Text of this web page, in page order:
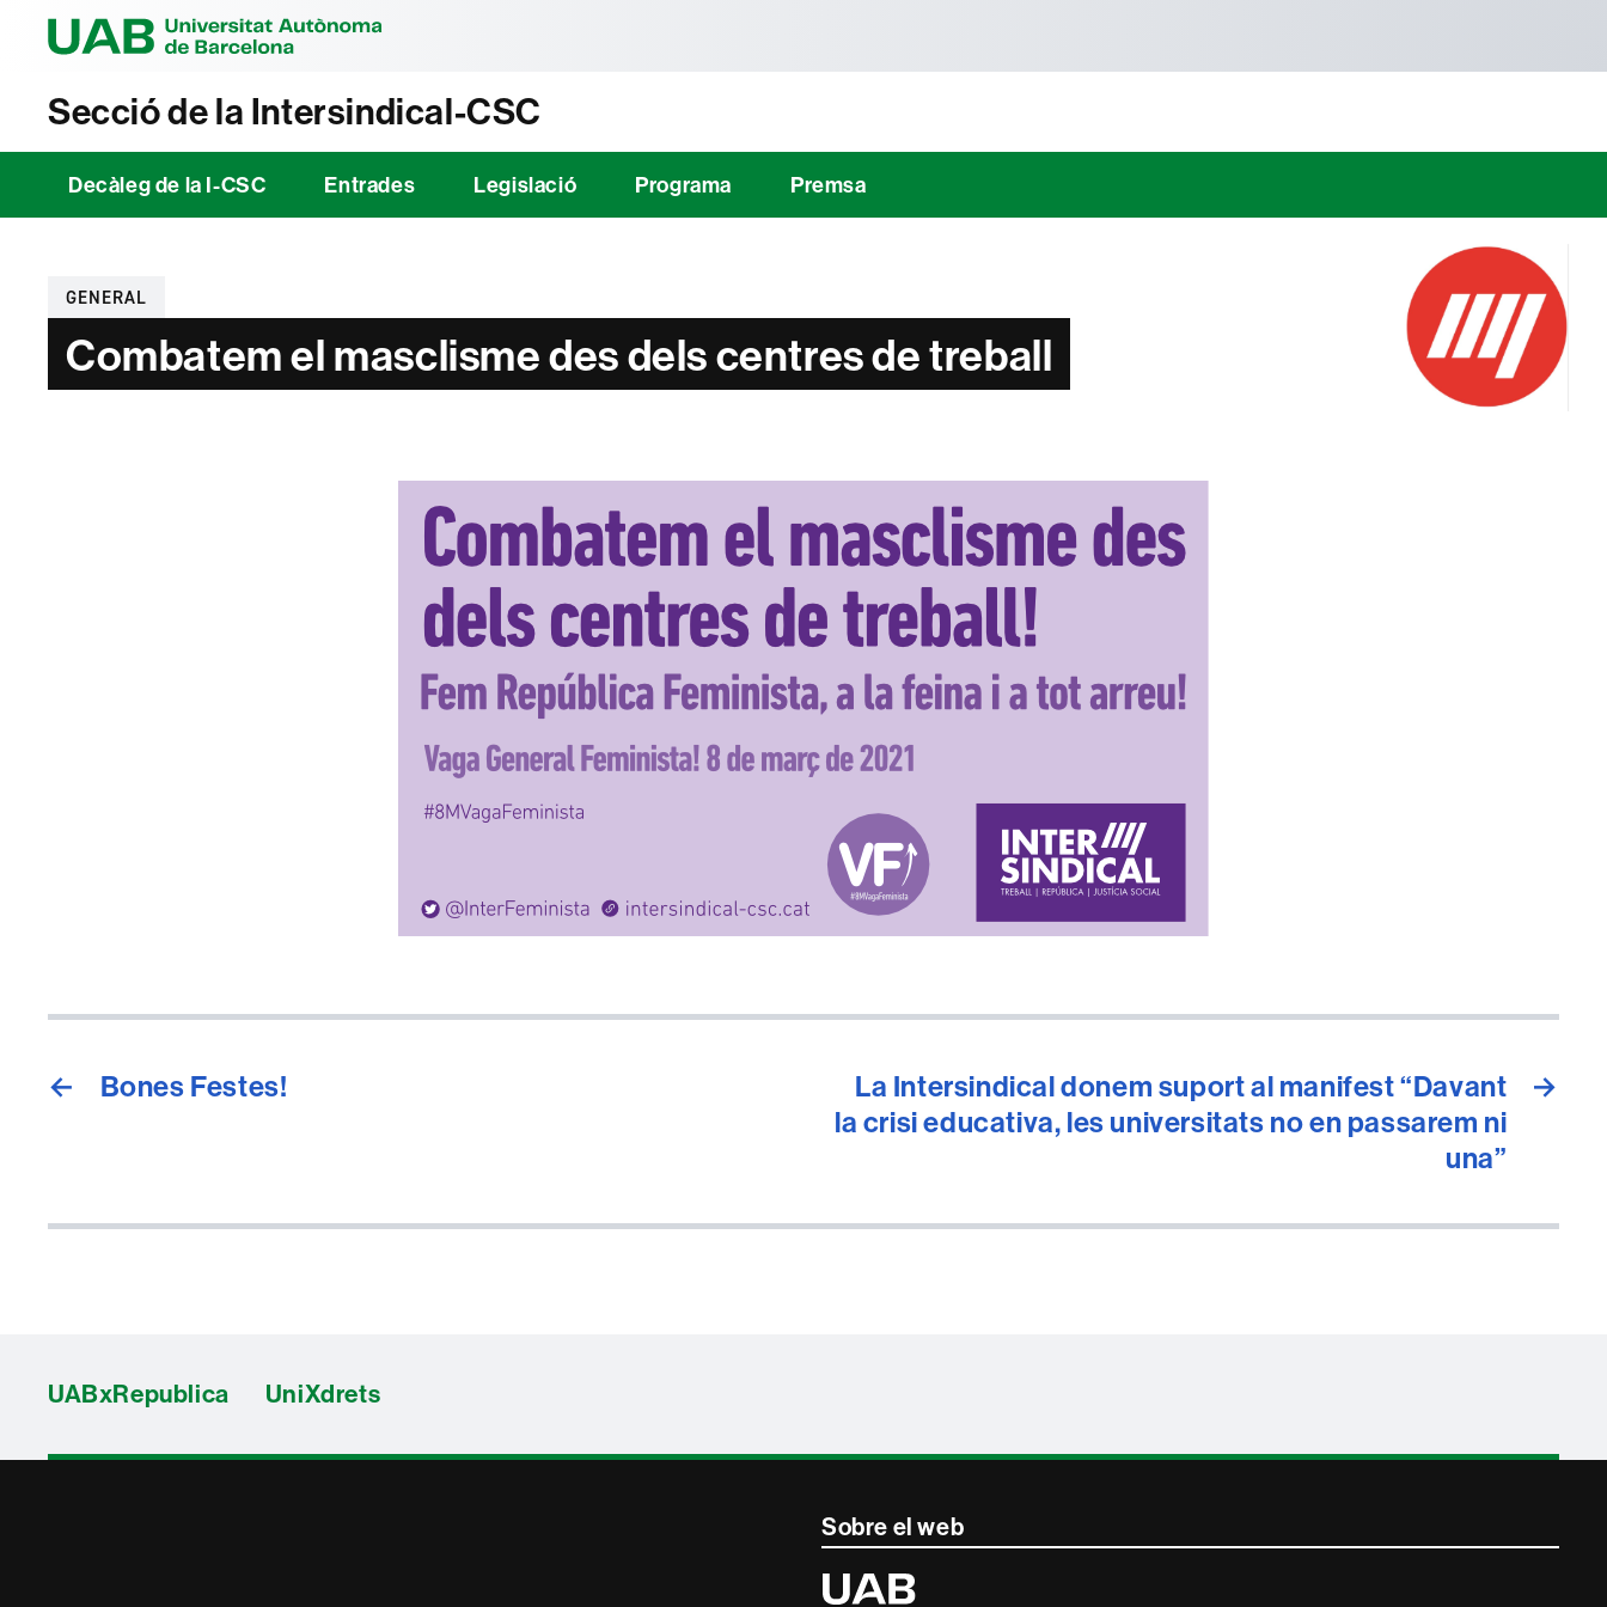
Secció de la Intersindical-CSC
Decàleg de la I-CSC Entrades Legislació Programa Premsa
Categories
GENERAL
Combatem el masclisme des dels centres de treball
← Bones Festes! →
La Intersindical donem suport al manifest “Davant
la crisi educativa, les universitats no en passarem ni
una”
UABxRepublica UniXdrets
Sobre el web
Universitat
Autònoma